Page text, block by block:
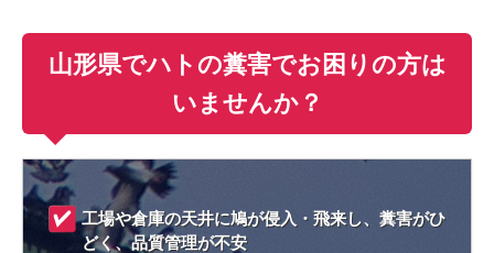
山形県でハトの糞害でお困りの方は
いませんか？
工場や倉庫の天井に鳩が侵入・飛来し、糞害がひ
どく、品質管理が不安